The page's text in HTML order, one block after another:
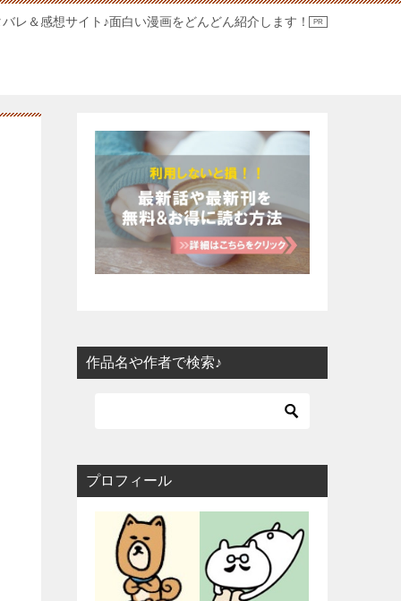
レ＆感想サイト♪面白い漫画をどんどん紹介します！
作品名や作者で検索♪
プロフィール